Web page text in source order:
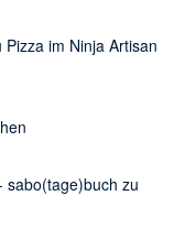
Pizza im Ninja Artisan
sabo(tage)buch zu